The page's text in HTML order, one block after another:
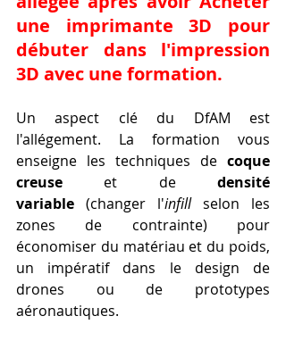
une imprimante 3D pour
débuter dans l'impression
3D avec une formation.
Un aspect clé du DfAM est
l'allégement. La formation vous
enseigne les techniques de coque
creuse et de densité
variable (changer l'infill selon les
zones de contrainte) pour
économiser du matériau et du poids,
un impératif dans le design de
drones ou de prototypes
aéronautiques.